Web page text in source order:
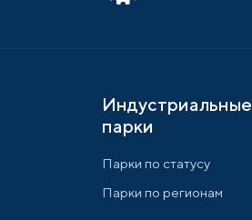
Индустриальные
парки
Парки по статусу
Парки по регионам